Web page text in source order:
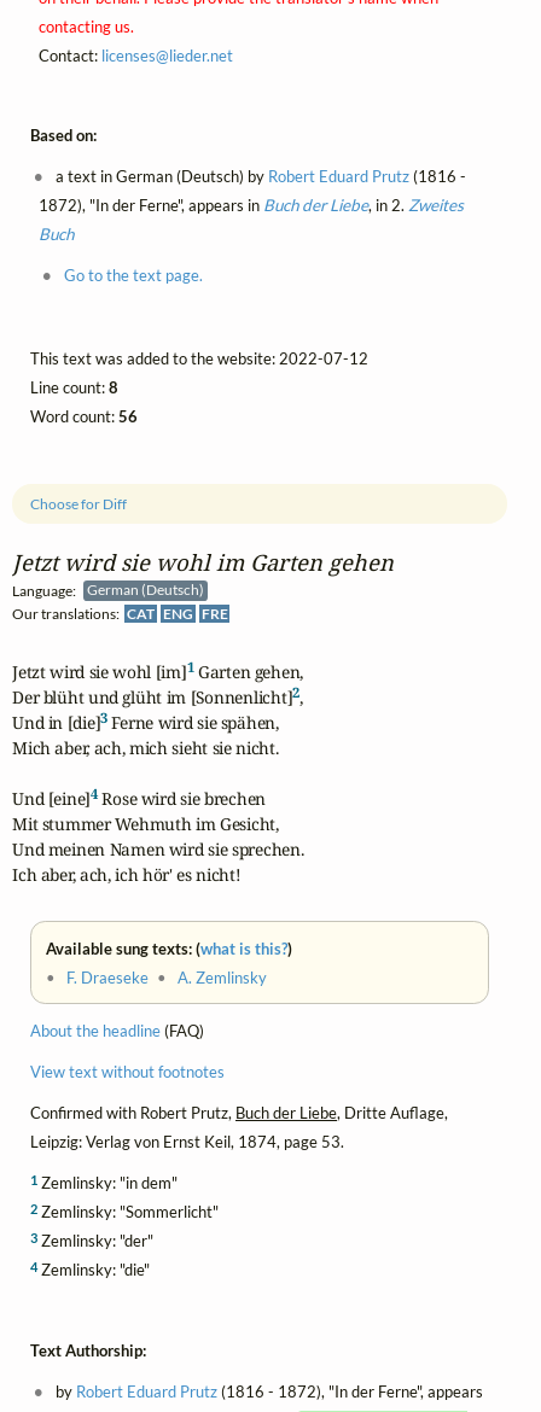
Jetzt wird sie wohl im Garten gehen
Language:
German (Deutsch)
Our translations: CAT ENG FRE
Choose for Diff
Jetzt wird sie wohl [im]1 Garten gehen,
Der blüht und glüht im [Sonnenlicht]2,
Und in [die]3 Ferne wird sie spähen,
Mich aber, ach, mich sieht sie nicht.
Und [eine]4 Rose wird sie brechen
Mit stummer Wehmuth im Gesicht,
Und meinen Namen wird sie sprechen.
Ich aber, ach, ich hör' es nicht!
Available sung texts: (what is this?)
• F. Draeseke •A. Zemlinsky
About the headline(FAQ)
View text without footnotes
Confirmed with Robert Prutz, Buch der Liebe, Dritte Auflage,
Leipzig: Verlag von Ernst Keil, 1874, page 53.
1 Zemlinsky: "in dem"
2 Zemlinsky: "Sommerlicht"
3 Zemlinsky: "der"
4Zemlinsky: "die"
Text Authorship:
by Robert Eduard Prutz(1816 - 1872), "In der Ferne", appears
contacting us.
Contact: licenses@lieder.net
Based on:
a text in German (Deutsch) by Robert Eduard Prutz(1816 -
1872), "In der Ferne", appears in Buch der Liebe, in 2. Zweites
Buch
Go to the text page.
This text was added to the website: 2022-07-12
Line count:8
Word count:56